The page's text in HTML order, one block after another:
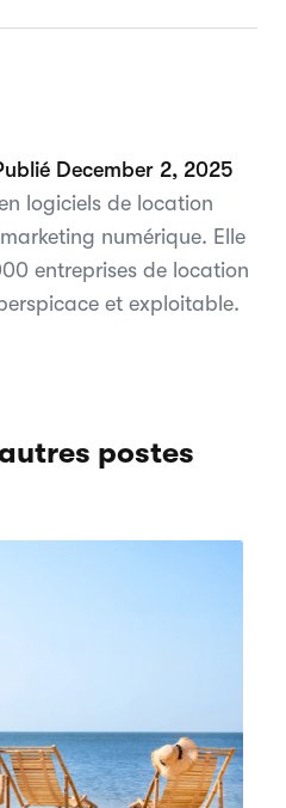
December 2, 2025
logiciels de location
numérique. Elle
entreprises de location
et exploitable.
postes